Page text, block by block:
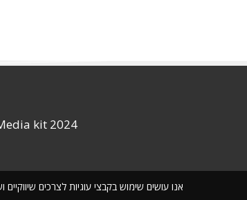
אנו עושים שימוש בקבצי עוגיות לצרכים
kit 2024